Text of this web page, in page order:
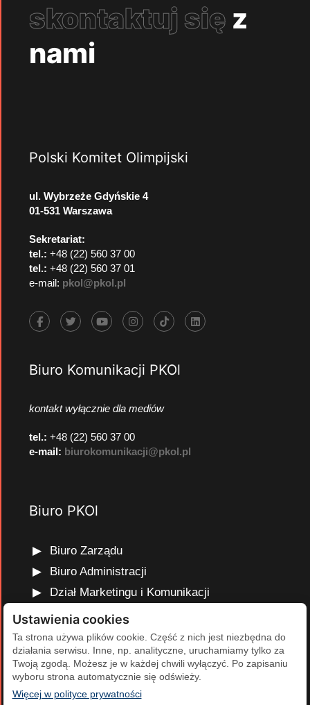
skontaktuj się z
nami
Polski Komitet Olimpijski
ul. Wybrzeże Gdyńskie 4
01-531 Warszawa
Sekretariat:
tel.: +48 (22) 560 37 00
tel.: +48 (22) 560 37 01
e-mail: pkol@pkol.pl
Biuro Komunikacji PKOl
kontakt wyłącznie dla mediów
tel.: +48 (22) 560 37 00
e-mail: biurokomunikacji@pkol.pl
Biuro PKOl
Biuro Zarządu
Biuro Administracji
Dział Marketingu i Komunikacji
Dział Edukacji Olimpijskiej
Dział Finansów i Kadr
Dział Projektów Olimpijskich
Dział Programów Rozwojowych
Ustawienia cookies
Ta strona używa plików cookie. Część z nich jest niezbędna do
działania serwisu. Inne, np. analityczne, uruchamiamy tylko za
Twoją zgodą. Możesz je w każdej chwili wyłączyć. Po zapisaniu
wyboru strona automatycznie się odświeży.
Więcej w polityce prywatności(otwiera się w nowej karcie)